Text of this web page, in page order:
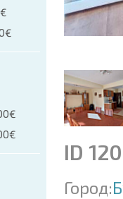
ID
Город: